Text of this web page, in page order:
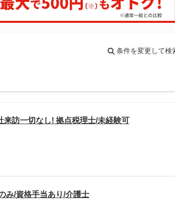
条件を変更して検
訪一切なし! 拠点税理士/未経験可
み/資格手当あり/介護士